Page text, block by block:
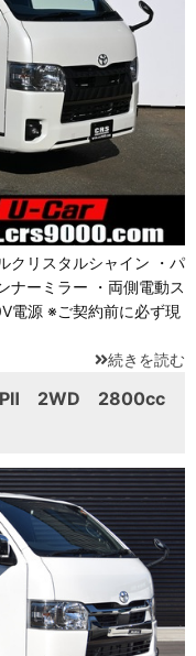
クリスタルシャイン ・パ
ナーミラー ・両側電動ス
電源 ※ご契約前に必ず現
続きを読む
2WD 2800cc